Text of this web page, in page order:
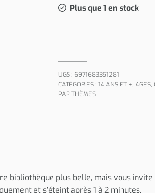
Plus que 1 en stock
UGS : 6971683351281
CATÉGORIES : 14 ANS ET +, AGES,
PAR THÈMES
bibliothèque plus belle, mais vous
et s’éteint après 1 à 2 minutes.